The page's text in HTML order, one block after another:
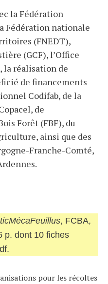
la Fédération
Fédération nationale
(FNEDT),
(GCF), l’Office
la réalisation de
de financements
Codifab, de la
de
Forêt (FBF), du
ainsi que des
Franche-Comté,
, FCBA,
p. dont 10 fiches
.
pour les récoltes